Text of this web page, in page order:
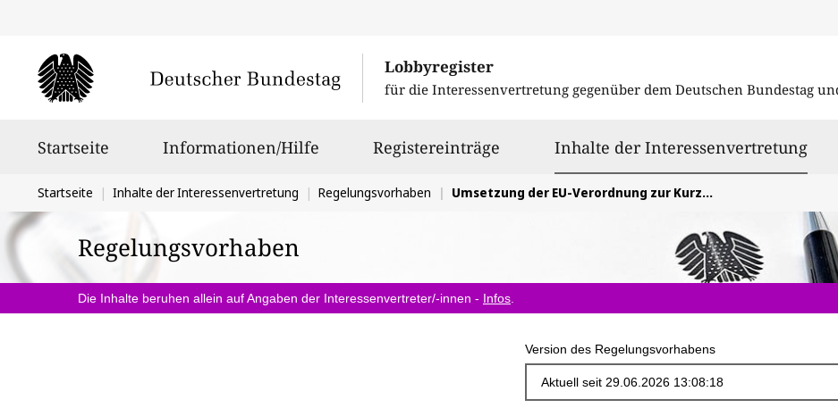
Lobbyregister
für die Interessenvertretung gegenüber dem Deutschen Bundestag
Startseite Informationen/Hilfe Registereinträge Inhalte der Interessenvertretung
Sie
befinden
sich
hier:
Startseite Inhalte der Interessenvertretung Regelungsvorhaben Umsetzung der EU-Verordnung zur Kurzzeitvermietung
Regelungsvorhaben
Die Inhalte beruhen allein auf Angaben der Interessenvertreter/-innen - Infos
Version des Regelungsvorhabens